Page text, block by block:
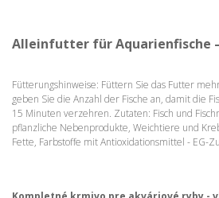
Alleinfutter für Aquarienfische
Fütterungshinweise: Füttern Sie das Futter
geben Sie die Anzahl der Fische an, damit die
15 Minuten verzehren. Zutaten: Fisch und
pflanzliche Nebenprodukte, Weichtiere und
Fette, Farbstoffe mit Antioxidationsmittel - EG-